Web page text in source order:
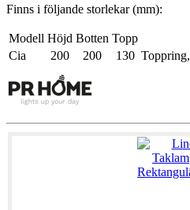
Finns i följande storlekar (mm):
Modell Höjd Botten Topp
Cia
200 200 130 Toppring,